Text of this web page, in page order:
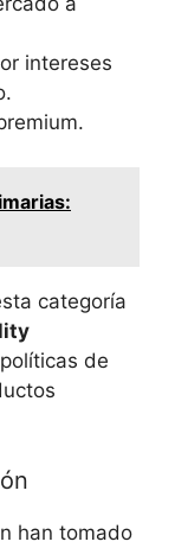
intereses
categoría
de
han tomado